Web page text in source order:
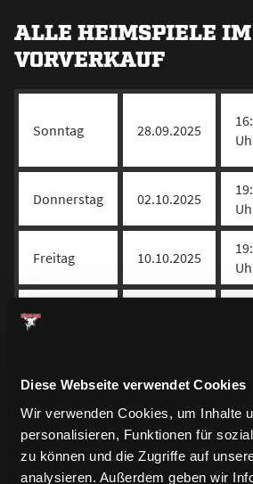
Diese Webseite verwendet Cookies
Wir verwenden Cookies, um Inhalte
personalisieren, Funktionen für
zu können und die Zugriffe auf
analysieren. Außerdem geben wir
ALLE HEIMSPIELE IM
VORVERKAUF
Sonntag 28.09.2025
Donnerstag 02.10.2025
Freitag 10.10.2025
Sonntag
Sonntag 19.10.2025
Sonntag 26.10.2025